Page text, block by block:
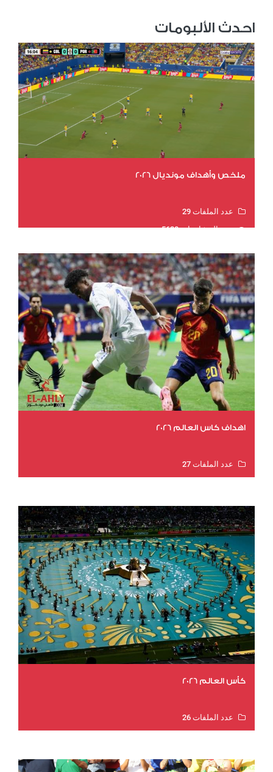
احدث الألبومات
ملخص وأهداف مونديال 2026
عدد الملفات 29
عدد المشاهدات 5620
اهداف كاس العالم 2026
عدد الملفات 27
كأس العالم 2026
عدد الملفات 26